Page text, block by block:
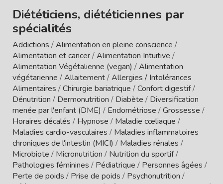
Diététiciens, diététiciennes par
spécialités
Addictions /Alimentation en pleine conscience /
Alimentation et cancer/Alimentation Intuitive /
Alimentation Végétalienne (vegan) /Alimentation
végétarienne /Allaitement/Allergies / Intolérances
Alimentaires /Chirurgie bariatrique /Confort digestif/
Dénutrition / Dermonutrition / Diabète / Diversification
menée par l'enfant (DME) / Endométriose /Grossesse /
Horaires décalés / Hypnose / Maladie cœliaque /
Maladies cardio-vasculaires / Maladies inflammatoires
chroniques de l'intestin (MICI) / Maladies rénales /
Microbiote / Micronutrition / Nutrition du sportif/
Pathologies féminines / Pédiatrique / Personnes âgées /
Perte de poids / Prise de poids / Psychonutrition /